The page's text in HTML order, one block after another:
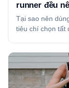
runner đều
Tại sao nên
tiêu chí chọn tất